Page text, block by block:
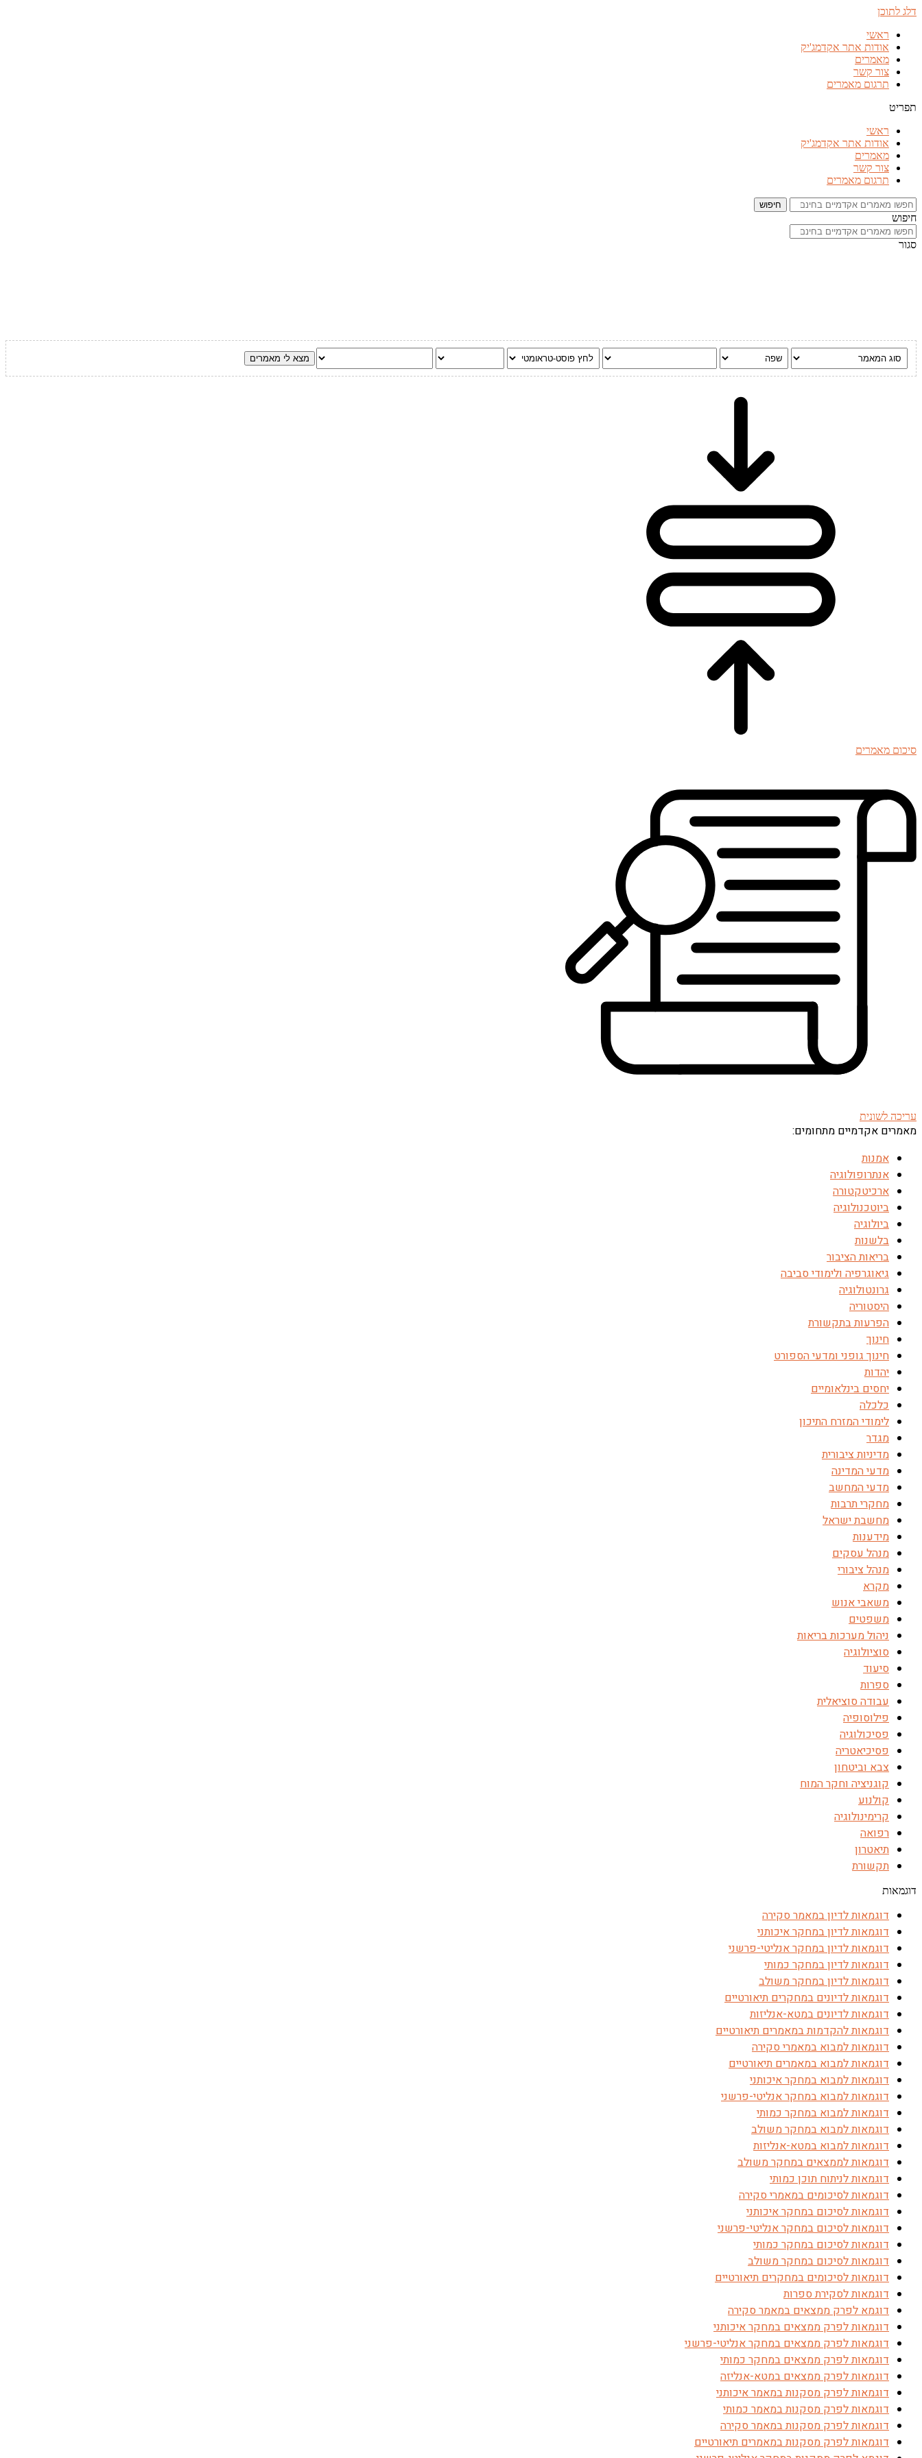
דלג לתוכן
ראשי
אודות אתר אקדמג'יק
מאמרים
צור קשר
תרגום מאמרים
תפריט
ראשי
אודות אתר אקדמג'יק
מאמרים
צור קשר
תרגום מאמרים
חיפוש
חיפוש
סגור
סיכום מאמרים
עריכה לשונית
מאמרים אקדמיים מתחומים:
אמנות
אנתרופולוגיה
ארכיטקטורה
ביוטכנולוגיה
ביולוגיה
בלשנות
בריאות הציבור
גיאוגרפיה ולימודי סביבה
גרונטולוגיה
היסטוריה
הפרעות בתקשורת
חינוך
חינוך גופני ומדעי הספורט
יהדות
יחסים בינלאומיים
כלכלה
לימודי המזרח התיכון
מגדר
מדיניות ציבורית
מדעי המדינה
מדעי המחשב
מחקרי תרבות
מחשבת ישראל
מידענות
מנהל עסקים
מנהל ציבורי
מקרא
משאבי אנוש
משפטים
ניהול מערכות בריאות
סוציולוגיה
סיעוד
ספרות
עבודה סוציאלית
פילוסופיה
פסיכולוגיה
פסיכיאטריה
צבא וביטחון
קוגניציה וחקר המוח
קולנוע
קרימינולוגיה
רפואה
תיאטרון
תקשורת
דוגמאות
דוגמאות לדיון במאמר סקירה
דוגמאות לדיון במחקר איכותני
דוגמאות לדיון במחקר אנליטי-פרשני
דוגמאות לדיון במחקר כמותי
דוגמאות לדיון במחקר משולב
דוגמאות לדיונים במחקרים תיאורטיים
דוגמאות לדיונים במטא-אנליזות
דוגמאות להקדמות במאמרים תיאורטיים
דוגמאות למבוא במאמרי סקירה
דוגמאות למבוא במאמרים תיאורטיים
דוגמאות למבוא במחקר איכותני
דוגמאות למבוא במחקר אנליטי-פרשני
דוגמאות למבוא במחקר כמותי
דוגמאות למבוא במחקר משולב
דוגמאות למבוא במטא-אנליזות
דוגמאות לממצאים במחקר משולב
דוגמאות לניתוח תוכן כמותי
דוגמאות לסיכומים במאמרי סקירה
דוגמאות לסיכום במחקר איכותני
דוגמאות לסיכום במחקר אנליטי-פרשני
דוגמאות לסיכום במחקר כמותי
דוגמאות לסיכום במחקר משולב
דוגמאות לסיכומים במחקרים תיאורטיים
דוגמאות לסקירת ספרות
דוגמא לפרק ממצאים במאמר סקירה
דוגמאות לפרק ממצאים במחקר איכותני
דוגמאות לפרק ממצאים במחקר אנליטי-פרשני
דוגמאות לפרק ממצאים במחקר כמותי
דוגמאות לפרק ממצאים במטא-אנליזה
דוגמאות לפרק מסקנות במאמר איכותני
דוגמאות לפרק מסקנות במאמר כמותי
דוגמאות לפרק מסקנות במאמר סקירה
דוגמאות לפרק מסקנות במאמרים תיאורטיים